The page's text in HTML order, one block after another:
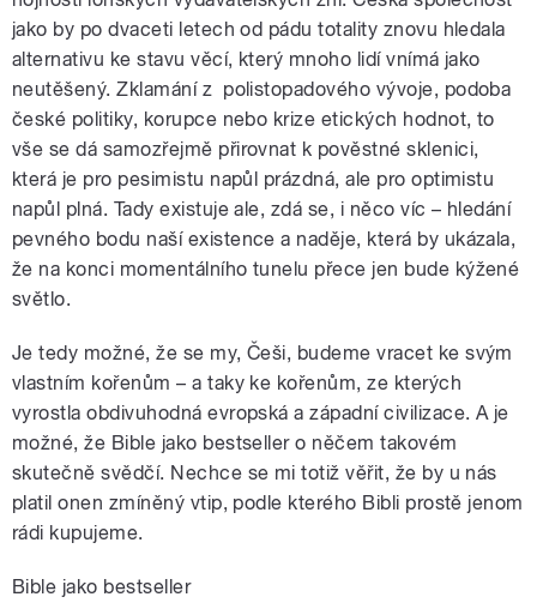
jako by po dvaceti letech od pádu totality znovu hledala
alternativu ke stavu věcí, který mnoho lidí vnímá jako
neutěšený. Zklamání z polistopadového vývoje, podoba
české politiky, korupce nebo krize etických hodnot, to
vše se dá samozřejmě přirovnat k pověstné sklenici,
která je pro pesimistu napůl prázdná, ale pro optimistu
napůl plná. Tady existuje ale, zdá se, i něco víc – hledání
pevného bodu naší existence a naděje, která by ukázala,
že na konci momentálního tunelu přece jen bude kýžené
světlo.
Je tedy možné, že se my, Češi, budeme vracet ke svým
vlastním kořenům – a taky ke kořenům, ze kterých
vyrostla obdivuhodná evropská a západní civilizace. A je
možné, že Bible jako bestseller o něčem takovém
skutečně svědčí. Nechce se mi totiž věřit, že by u nás
platil onen zmíněný vtip, podle kterého Bibli prostě jenom
rádi kupujeme.
Bible jako bestseller